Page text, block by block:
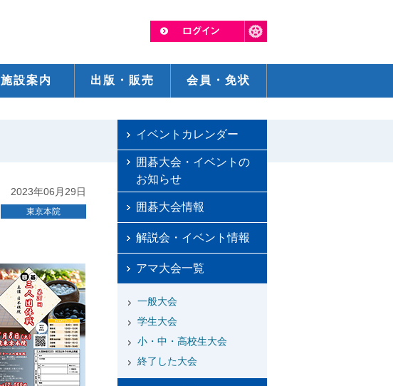
施設案内 出版・販売 会員・免状
2023年06月29日
東京本院
イベントカレンダー
囲碁大会・イベントの
お知らせ
囲碁大会情報
解説会・イベント情報
アマ大会一覧
一般大会
学生大会
小・中・高校生大会
終了した大会